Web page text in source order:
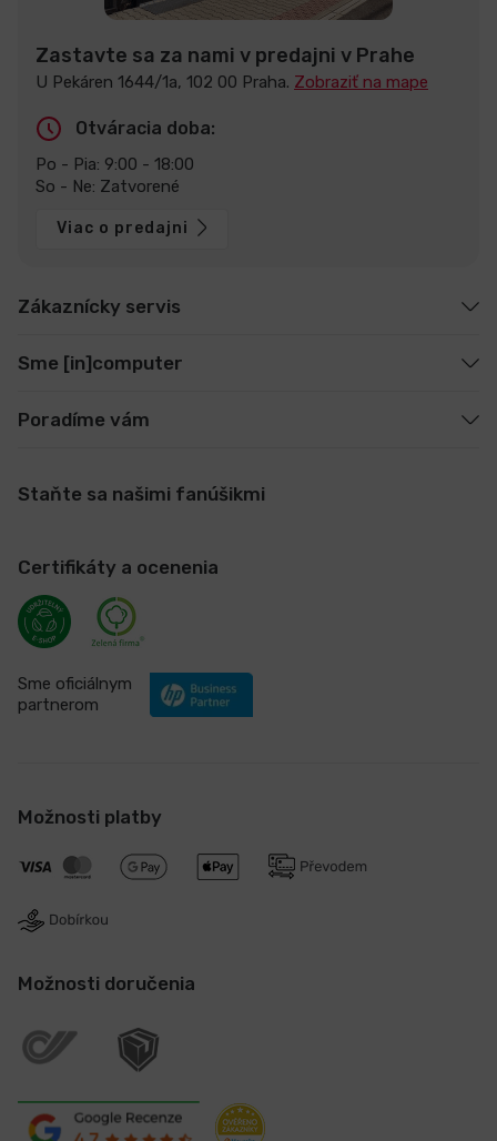
Zastavte sa za nami v predajni v Prahe
U Pekáren 1644/1a, 102 00 Praha. Zobraziť na mape
Otváracia doba:
Po - Pia: 9:00 - 18:00
So - Ne: Zatvorené
Viac o predajni
Zákaznícky servis
Sme [in]computer
Poradíme vám
Staňte sa našimi fanúšikmi
Certifikáty a ocenenia
Sme oficiálnym
partnerom
Možnosti platby
Možnosti doručenia